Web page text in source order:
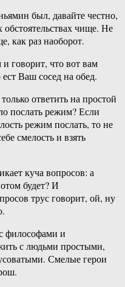
был, давайте честно,
чище. Не
как раз наоборот.
говорит, что вот вам
Ваш сосед на обед.
ответить на простой
послать режим? Если
режим послать, то не
смелость и взять
куча вопросов: а
будет? И
трус говорит, ой, ну
философами и
с людьми простыми,
Смелые герои